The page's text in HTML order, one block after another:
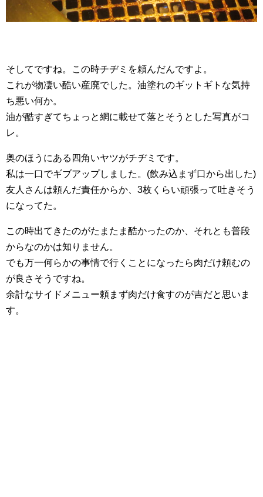
そしてですね。この時チヂミを頼んだんですよ。
これが物凄い酷い産廃でした。油塗れのギットギトな気持
ち悪い何か。
油が酷すぎてちょっと網に載せて落とそうとした写真がコ
レ。
奥のほうにある四角いヤツがチヂミです。
私は一口でギブアップしました。(飲み込まず口から出した)
友人さんは頼んだ責任からか、3枚くらい頑張って吐きそう
になってた。
この時出てきたのがたまたま酷かったのか、それとも普段
からなのかは知りません。
でも万一何らかの事情で行くことになったら肉だけ頼むの
が良さそうですね。
余計なサイドメニュー頼まず肉だけ食すのが吉だと思いま
す。